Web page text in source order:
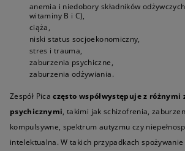
anemia i niedobory składników
witaminy B i C),
ciąża,
niski status socjoekonomiczny,
stres i trauma,
zaburzenia psychiczne,
zaburzenia odżywiania.
Zespół Picaczęsto współwystępuje z różnymi
psychicznymi, takimi jak schizofrenia,
kompulsywne, spektrum autyzmu czy
intelektualna. W takich przypadkach